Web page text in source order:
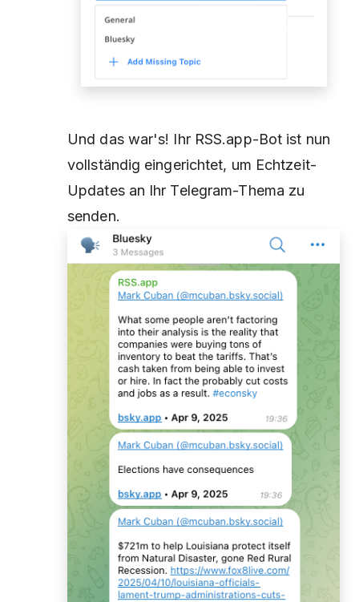
Und das war's! Ihr RSS.app-Bot ist nun
vollständig eingerichtet, um Echtzeit-
Updates an Ihr Telegram-Thema zu
senden.